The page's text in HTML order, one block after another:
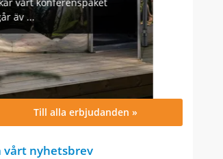
Till alla erbjudanden »
vårt nyhetsbrev